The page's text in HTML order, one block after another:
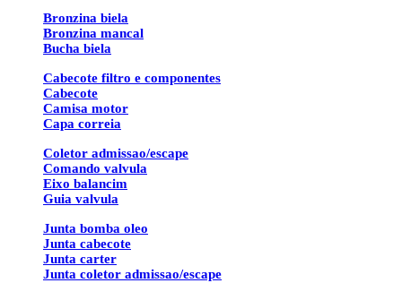
Bronzina biela
Bronzina mancal
Bucha biela
Cabecote filtro e componentes
Cabecote
Camisa motor
Capa correia
Coletor admissao/escape
Comando valvula
Eixo balancim
Guia valvula
Junta bomba oleo
Junta cabecote
Junta carter
Junta coletor admissao/escape